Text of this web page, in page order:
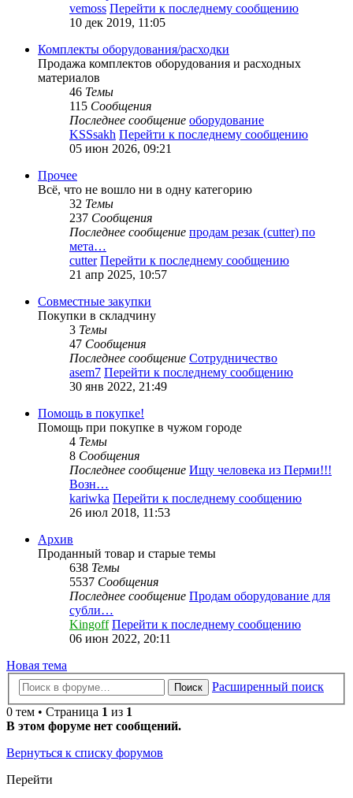
vemoss Перейти к последнему сообщению
10 дек 2019, 11:05
Комплекты оборудования/расходки
Продажа комплектов оборудования и расходных
материалов
46 Темы
115 Сообщения
Последнее сообщение оборудование
KSSsakh Перейти к последнему сообщению
05 июн 2026, 09:21
Прочее
Всё, что не вошло ни в одну категорию
32 Темы
237 Сообщения
Последнее сообщение продам резак (cutter) по
мета…
cutter Перейти к последнему сообщению
21 апр 2025, 10:57
Совместные закупки
Покупки в складчину
3 Темы
47 Сообщения
Последнее сообщение Сотрудничество
asem7 Перейти к последнему сообщению
30 янв 2022, 21:49
Помощь в покупке!
Помощь при покупке в чужом городе
4 Темы
8 Сообщения
Последнее сообщение Ищу человека из Перми!!!
Возн…
kariwka Перейти к последнему сообщению
26 июл 2018, 11:53
Архив
Проданный товар и старые темы
638 Темы
5537 Сообщения
Последнее сообщение Продам оборудование для
субли…
Kingoff Перейти к последнему сообщению
06 июн 2022, 20:11
Новая тема
Поиск
Расширенный поиск
0 тем • Страница 1 из 1
В этом форуме нет сообщений.
Вернуться к списку форумов
Перейти